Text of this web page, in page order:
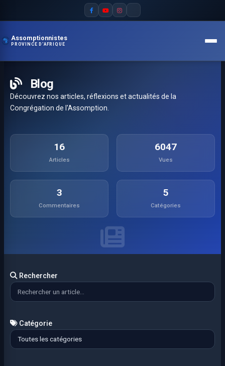
Assomptionnistes
PROVINCE D'AFRIQUE
Blog
Découvrez nos articles, réflexions et actualités de la
Congrégation de l'Assomption.
16
Articles
6047
Vues
3
Commentaires
5
Catégories
Rechercher
Catégorie